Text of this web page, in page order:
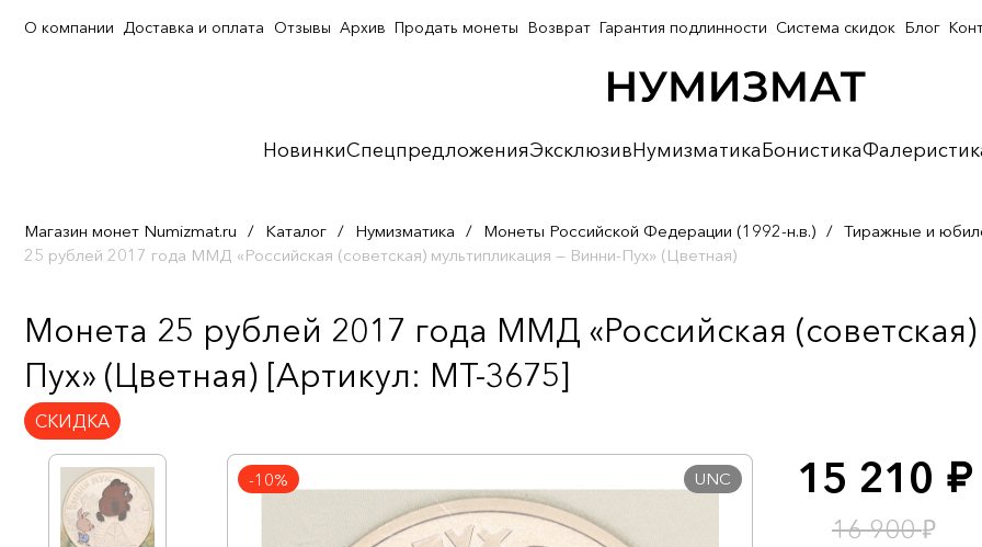
НовинкиСпецпредложенияЭксклюзивНумизматикаБонистика
О компании Доставка и оплата Отзывы Архив Продать монеты Возврат Гарантия подлинности Система скидок Блог
Магазин монет Numizmat.ru / Каталог / Нумизматика / Монеты Российской Федерации (1992-н.в.) / Тиражные и
25 рублей 2017 года ММД «Российская (советская) мультипликация — Винни-Пух» (Цветная)
Монета 25 рублей 2017 года ММД «Российская
Пух» (Цветная) [Артикул: MT-3675]
СКИДКА
-10% UNC 15 210 руб.
16 900₽